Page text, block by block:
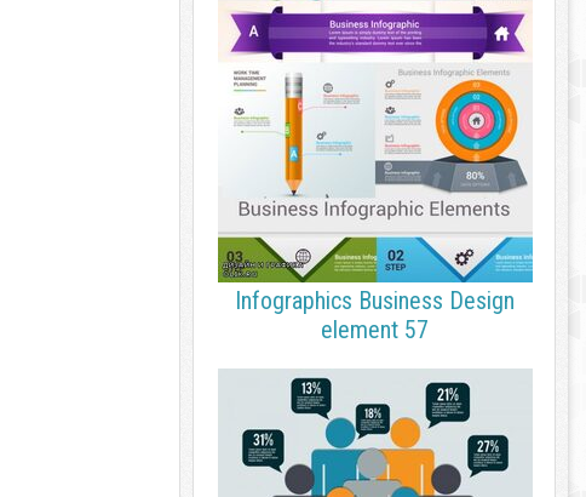
Infographics Business Design
element 57